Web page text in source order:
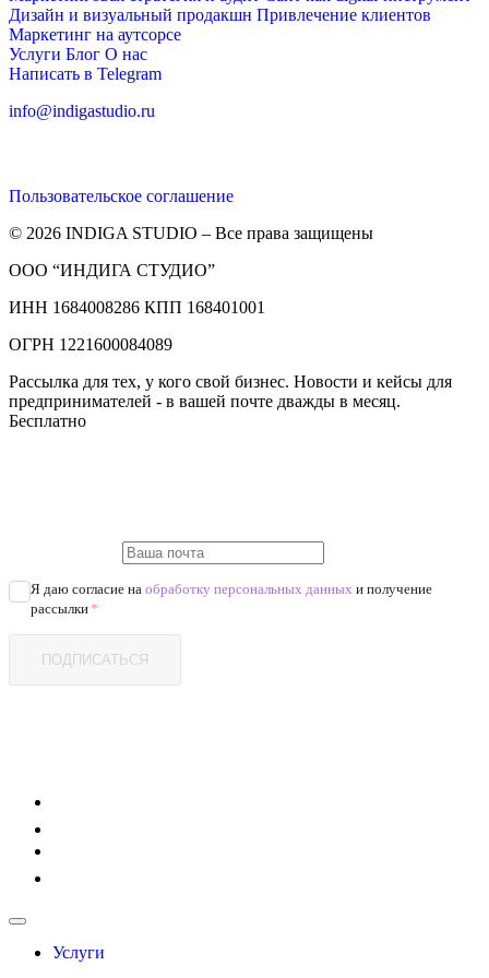
Дизайн и визуальный продакшн Привлечение клиентов
Маркетинг на аутсорсе
Услуги Блог О нас
Написать в Telegram
info@indigastudio.ru
Пользовательское соглашение
© 2026 INDIGA STUDIO – Все права защищены
ООО “ИНДИГА СТУДИО”
ИНН 1684008286 КПП 168401001
ОГРН 1221600084089
Рассылка для тех, у кого свой бизнес. Новости и кейсы для
предпринимателей - в вашей почте дважды в месяц.
Бесплатно
Я даю согласие на обработку персональных данных и получение
рассылки*
ПОДПИСАТЬСЯ
Услуги